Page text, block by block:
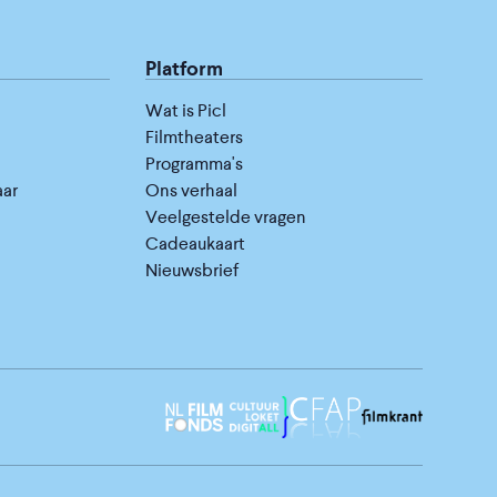
Platform
Wat is Picl
Filmtheaters
Programma's
Ons verhaal
Veelgestelde vragen
Cadeaukaart
Nieuwsbrief